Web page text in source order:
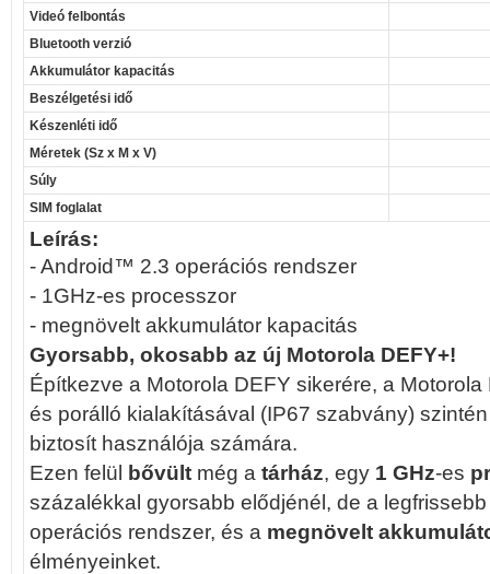
Videó felbontás
Bluetooth verzió
Akkumulátor kapacitás
Beszélgetési idő
Készenléti idő
Méretek (Sz x M x V)
Súly
SIM foglalat
Leírás:
- Android™ 2.3 operációs rendszer
- 1GHz-es processzor
- megnövelt akkumulátor kapacitás
Gyorsabb, okosabb az új Motorola DEFY+!
Építkezve a Motorola DEFY sikerére, a
és porálló kialakításával (IP67 szabvány)
biztosít használója számára.
Ezen felül
bővült még a tárház, egy 1 GHz-es
százalékkal gyorsabb elődjénél, de a
operációs rendszer, és a megnövelt
élményeinket.